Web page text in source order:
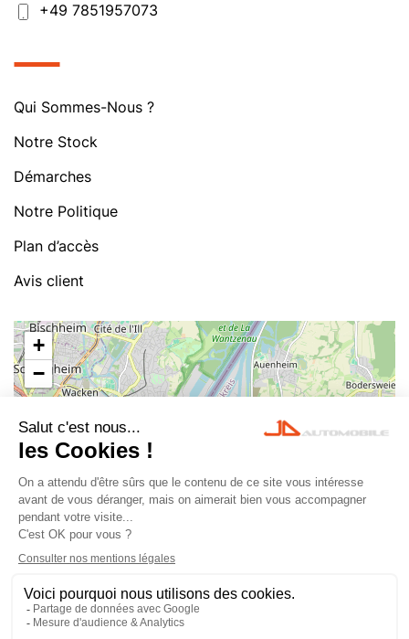
+49 7851957073
Qui Sommes-Nous ?
Notre Stock
Démarches
Notre Politique
Plan d’accès
Avis client
+
−
Leaflet